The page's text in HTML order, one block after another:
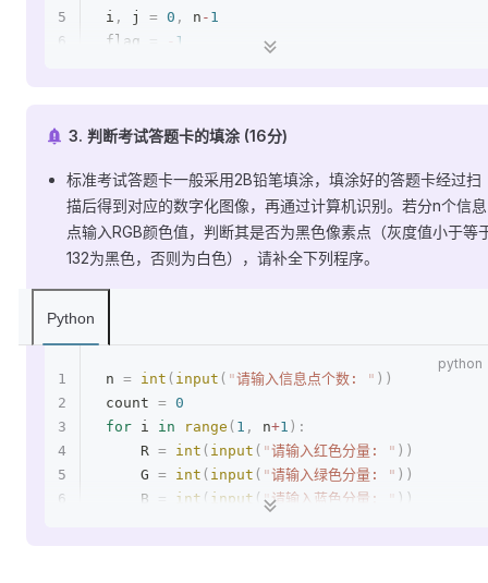
i , j = 0 , n - 1
flag
1
        flag
= mid
    elif
key > a[mid]:
        i
= mid + 1
# ③ 关键字比中值大，查右半
    else
:
        j
= mid 1
# ④ 关键字比中值小，查左半
3. 判断考试答题卡的填涂 (16分)
标准考试答题卡一般采用2B铅笔填涂，填涂好的答题卡经过扫
描后得到对应的数字化图像，再通过计算机识别。若分n个信息
点输入RGB颜色值，判断其是否为黑色像素点（灰度值小于等
132为黑色，否则为白色），请补全下列程序。
Python
n = int ( input ( "请输入信息点个数: " ))
count = 0
for i in range ( 1 , n+1 ):
    R
= int ( input ( "请输入红色分量: " ))
    G
= int ( input ( "请输入绿色分量: " ))
    B
= int ( input ( "请输入蓝色分量: " ))